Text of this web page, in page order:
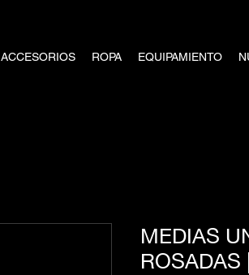
ACCESORIOS ROPA EQUIPAMIENTO
MEDIAS
ROSADAS